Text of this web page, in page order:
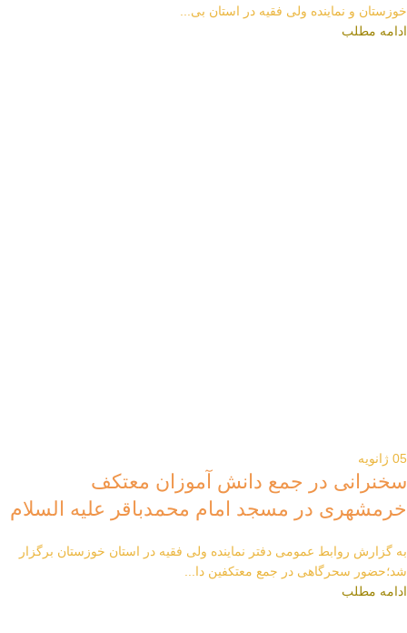
خوزستان و نماینده ولی فقیه در استان بی...
ادامه مطلب
05 ژانویه
سخنرانی در جمع دانش آموزان معتکف
خرمشهری در مسجد امام محمدباقر علیه السلام
به گزارش روابط عمومی دفتر نماینده ولی فقیه در استان خوزستان برگزار
شد؛حضور سحرگاهی در جمع معتکفین دا...
ادامه مطلب